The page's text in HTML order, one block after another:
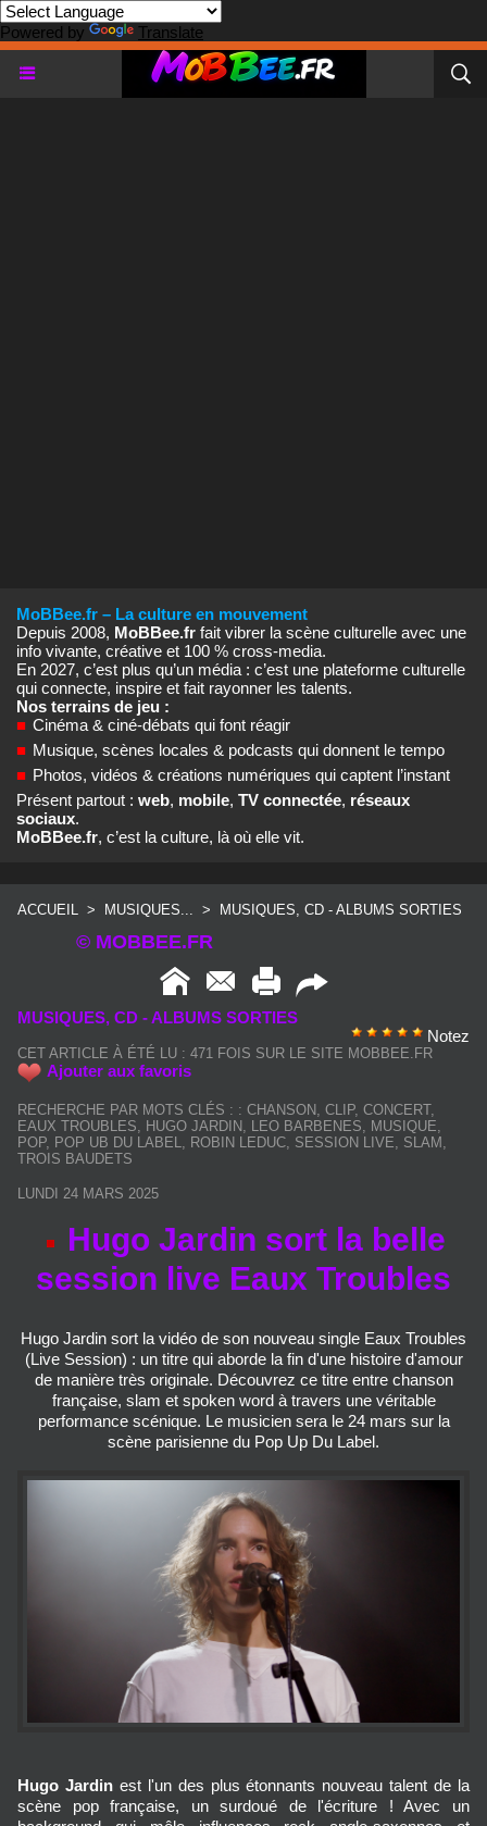
Powered by Translate
MoBBee.fr – La culture en mouvement
Depuis 2008, MoBBee.fr fait vibrer la scène culturelle avec une
info vivante, créative et 100 % cross‑media.
En 2027, c’est plus qu’un média : c’est une plateforme culturelle
qui connecte, inspire et fait rayonner les talents.
Nos terrains de jeu :
■ Cinéma & ciné‑débats qui font réagir
■ Musique, scènes locales & podcasts qui donnent le tempo
■ Photos, vidéos & créations numériques qui captent l’instant
Présent partout : web, mobile, TV connectée, réseaux
sociaux.
MoBBee.fr, c’est la culture, là où elle vit.
ACCUEIL > MUSIQUES... > MUSIQUES, CD - ALBUMS SORTIES
© MOBBEE.FR
MUSIQUES, CD - ALBUMS SORTIES
Notez
CET ARTICLE À ÉTÉ LU : 471 FOIS SUR LE SITE MOBBEE.FR
Ajouter aux favoris
RECHERCHE PAR MOTS CLÉS : : CHANSON CLIP, CONCERT,
EAUX TROUBLES
HUGO JARDIN LEO BARBENES MUSIQUE
POP, POP UB DU LABEL ROBIN LEDUC SESSION LIVE SLAM
TROIS BAUDETS
LUNDI 24 MARS 2025
Hugo Jardin sort la belle
session live Eaux Troubles
Hugo Jardin sort la vidéo de son nouveau single Eaux Troubles
(Live Session) : un titre qui aborde la fin d'une histoire d'amour
de manière très originale. Découvrez ce titre entre chanson
française, slam et spoken word à travers une véritable
performance scénique. Le musicien sera le 24 mars sur la
scène parisienne du Pop Up Du Label.
Hugo Jardin est l'un des plus étonnants nouveau talent de la
scène pop française, un surdoué de l'écriture ! Avec un